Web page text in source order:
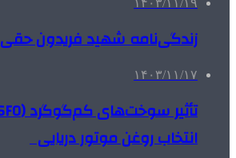
زندگی‌نامه شهید فریدون حقی
۱۴۰۳/۱۱/۱۷
انتخاب روغن موتور دریایی